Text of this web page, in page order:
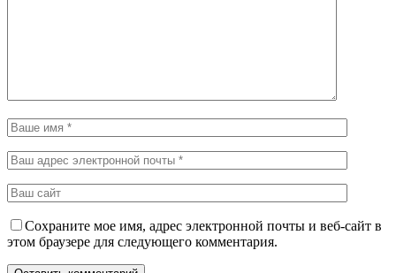
Сохраните мое имя, адрес электронной почты и веб-сайт в
этом браузере для следующего комментария.